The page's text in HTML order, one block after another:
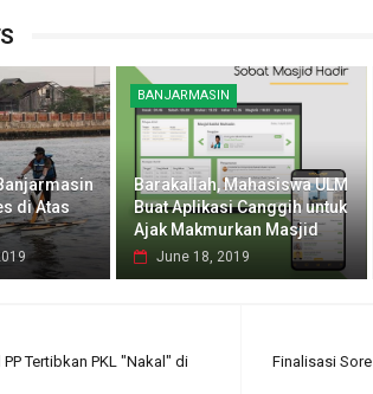
di Atas
BANJARMASIN
Barakallah, Mahasiswa ULM
Buat Aplikasi Canggih untuk
Ajak Makmurkan Masjid
June 18, 2019
Finalisasi
Tertibkan PKL "Nakal" di